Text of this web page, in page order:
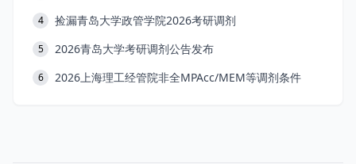
4 捡漏青岛大学政管学院2026考研调剂
5 2026青岛大学考研调剂公告发布
6 2026上海理工经管院非全MPAcc/MEM等调剂条件